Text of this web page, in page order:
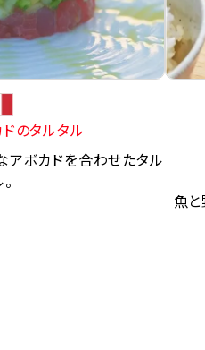
のタルタル
アボカドを合わせたタル
魚